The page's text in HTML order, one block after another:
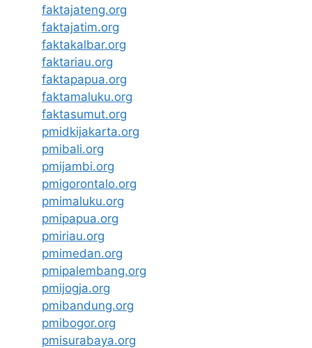
faktajateng.org
faktajatim.org
faktakalbar.org
faktariau.org
faktapapua.org
faktamaluku.org
faktasumut.org
pmidkijakarta.org
pmibali.org
pmijambi.org
pmigorontalo.org
pmimaluku.org
pmipapua.org
pmiriau.org
pmimedan.org
pmipalembang.org
pmijogja.org
pmibandung.org
pmibogor.org
pmisurabaya.org